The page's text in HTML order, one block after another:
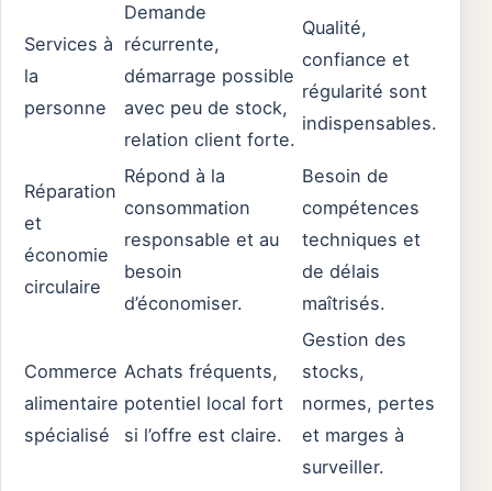
Services à
la
personne
Demande
récurrente,
démarrage possible
avec peu de stock,
relation client forte.
Qualité,
confiance et
régularité sont
indispensables.
Réparation
et
économie
circulaire
Répond à la
consommation
responsable et au
besoin
d’économiser.
Besoin de
compétences
techniques et
de délais
maîtrisés.
Commerce
alimentaire
spécialisé
Achats fréquents,
potentiel local fort
si l’offre est claire.
Gestion des
stocks,
normes, pertes
et marges à
surveiller.